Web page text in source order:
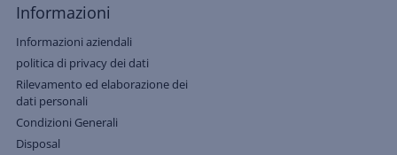
Informazioni
Informazioni aziendali
politica di privacy dei dati
Rilevamento ed elaborazione dei
dati personali
Condizioni Generali
Disposal